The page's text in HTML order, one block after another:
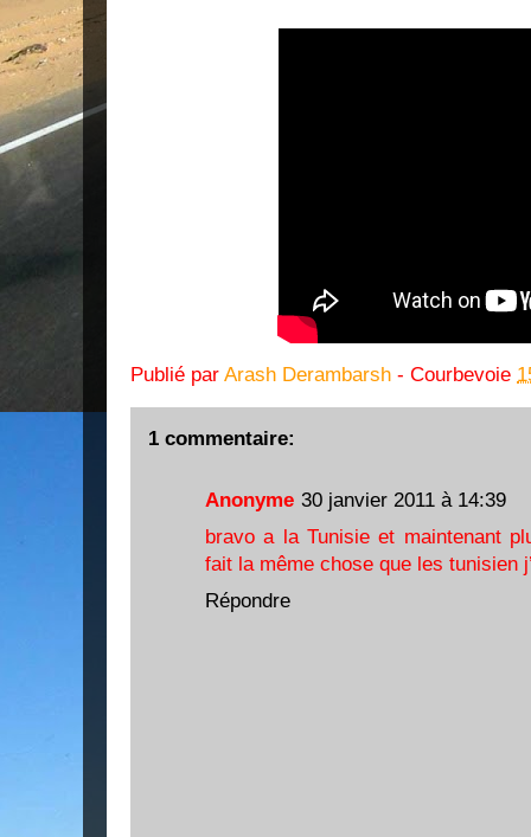
Publié par Arash Derambarsh - Courbevoie
1 commentaire:
Anonyme 30 janvier 2011 à 14:39
bravo a la Tunisie et maintenant
fait la même chose que les tunisien
Répondre